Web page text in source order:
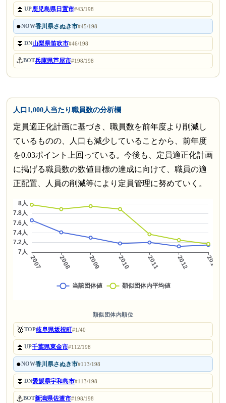
⏫UP鹿児島県日置市#43/198
●NOW香川県さぬき市#45/198
⏬DN山梨県笛吹市#46/198
⚓BOT兵庫県芦屋市#198/198
人口1,000人当たり職員数の分析欄
定員適正化計画に基づき、職員数を前年度より削減し
ているものの、人口も減少していることから、前年度
を0.03ポイント上回っている。今後も、定員適正化計画
に掲げる職員数の数値目標の達成に向けて、職員の適
正配置、人員の削減等により定員管理に努めていく。
類似団体内順位
🥇TOP岐阜県坂祝町#1/40
⏫UP千葉県東金市#112/198
●NOW香川県さぬき市#113/198
⏬DN愛媛県宇和島市#113/198
⚓BOT新潟県佐渡市#198/198